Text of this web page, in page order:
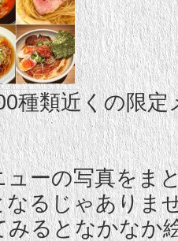
種類近くの限
ューの写真をま
なるじゃありま
みるとなかなか